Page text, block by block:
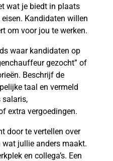
wat je biedt in plaats
Kandidaten willen
om voor jou te werken.
waar kandidaten op
gezocht” of
Beschrijf de
taal en vermeld
salaris,
extra vergoedingen.
door te vertellen over
wat jullie anders maakt.
en collega’s. Een